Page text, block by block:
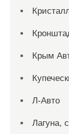
Крым
Л-Авто
Лагуна,